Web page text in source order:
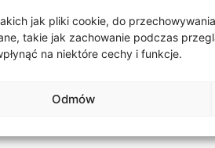
jak pliki cookie, do
takie jak zachowanie podczas
na niektóre cechy i funkcje.
Odmów